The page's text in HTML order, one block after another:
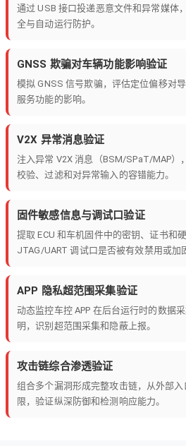
通过 USB 接口投递恶意文件和异常媒体
全与自动运行防护。
GNSS 欺骗对车辆功能影响验证
模拟 GNSS 信号欺骗，评估定位偏移对
服务功能的影响。
V2X 异常消息验证
注入异常 V2X 消息（BSM/SPaT/MAP）
校验、过滤和对异常输入的容错能力。
固件敏感信息与调试口验证
提取 ECU 和车机固件中的密钥、证书和
JTAG/UART 调试口是否被有效禁用或加
APP 隐私超范围采集验证
动态监控车控 APP 在后台运行时的数据
明，识别超范围采集和隐蔽上报。
攻击链综合渗透验证
组合多个漏洞形成完整攻击链，从外部
限，验证纵深防御和检测响应能力。